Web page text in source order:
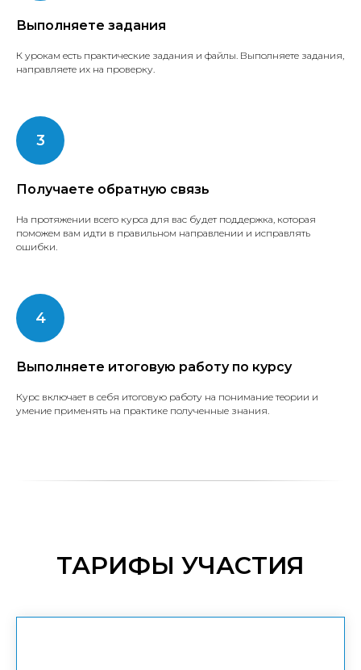
Выполняете задания
К урокам есть практические задания и файлы. Выполняете задания,
направляете их на проверку.
Получаете обратную связь
На протяжении всего курса для вас будет поддержка, которая
поможем вам идти в правильном направлении и исправлять
ошибки.
Выполняете итоговую работу по курсу
Курс включает в себя итоговую работу на понимание теории и
умение применять на практике полученные знания.
ТАРИФЫ УЧАСТИЯ